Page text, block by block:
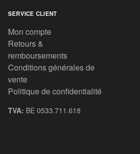
SERVICE CLIENT
Mon compte
Retours &
remboursements
Conditions générales de
vente
Politique de confidentialité
TVA: BE 0533.711.618